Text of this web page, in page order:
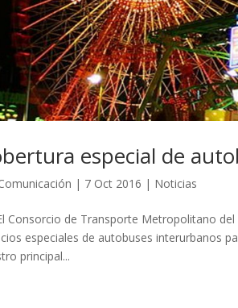
especial de
| 7 Oct 2016 | Noticias
de Transporte Metropolitano del
especiales de autobuses interurbanos
principal...